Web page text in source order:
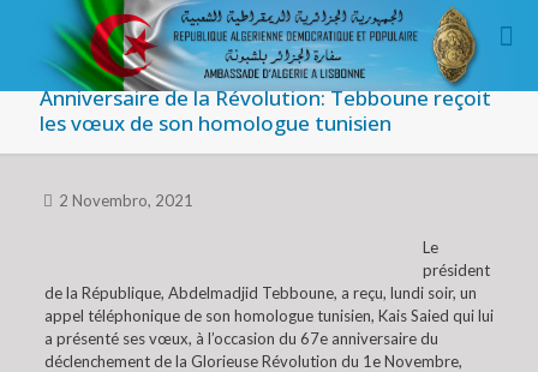
Anniversaire de la Révolution: Tebboune reçoit
les vœux de son homologue tunisien
2 Novembro, 2021
Le
président
de la République, Abdelmadjid Tebboune, a reçu, lundi soir, un
appel téléphonique de son homologue tunisien, Kais Saied qui lui
a présenté ses vœux, à l’occasion du 67e anniversaire du
déclenchement de la Glorieuse Révolution du 1e Novembre,